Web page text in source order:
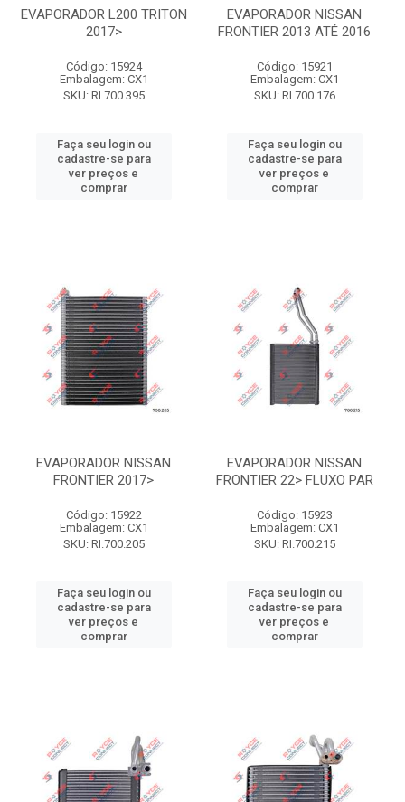
EVAPORADOR L200 TRITON
2017>
Código: 15924
Embalagem: CX1
SKU: RI.700.395
Faça seu login ou
cadastre-se para
ver preços e
comprar
EVAPORADOR NISSAN
FRONTIER 2013 ATÉ 2016
Código: 15921
Embalagem: CX1
SKU: RI.700.176
Faça seu login ou
cadastre-se para
ver preços e
comprar
EVAPORADOR NISSAN
FRONTIER 2017>
Código: 15922
Embalagem: CX1
SKU: RI.700.205
Faça seu login ou
cadastre-se para
ver preços e
comprar
EVAPORADOR NISSAN
FRONTIER 22> FLUXO PAR
Código: 15923
Embalagem: CX1
SKU: RI.700.215
Faça seu login ou
cadastre-se para
ver preços e
comprar